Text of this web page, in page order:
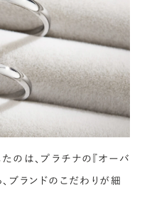
のは、プラチナの『オーバ
ブランドのこだわりが細